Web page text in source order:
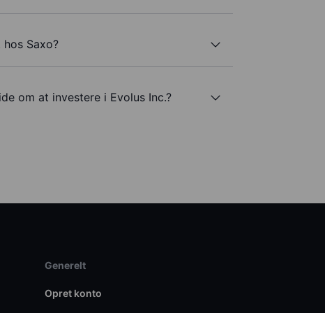
hos Saxo?
om at investere i Evolus Inc.?
Generelt
Opret konto